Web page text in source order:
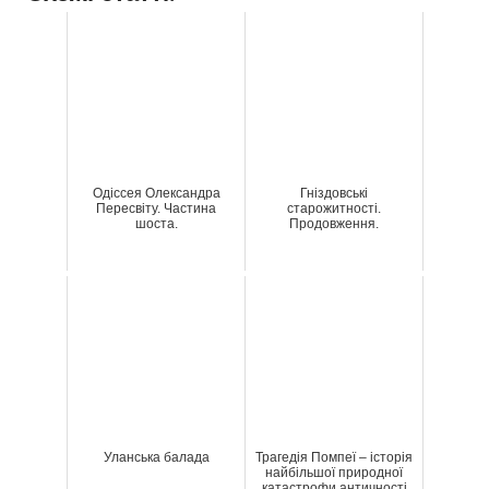
Одіссея Олександра
Пересвіту. Частина
шоста.
Гніздовські
старожитності.
Продовження.
Уланська балада
Трагедія Помпеї – історія
найбільшої природної